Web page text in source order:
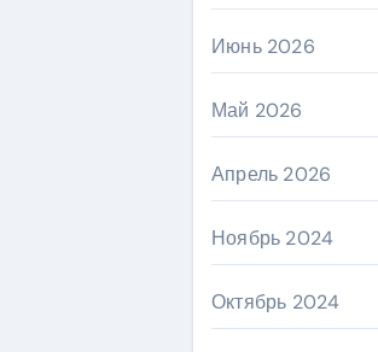
Июнь 2026
Май 2026
Апрель 2026
Ноябрь 2024
Октябрь 2024